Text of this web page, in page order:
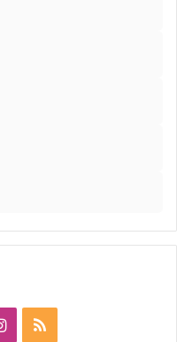
Instagram
RSS